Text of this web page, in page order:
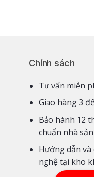
Chính sách
Tư vấn miễn
Giao hàng 3
Bảo hành 12
chuẩn nhà
Hướng dẫn và
nghệ tại kho